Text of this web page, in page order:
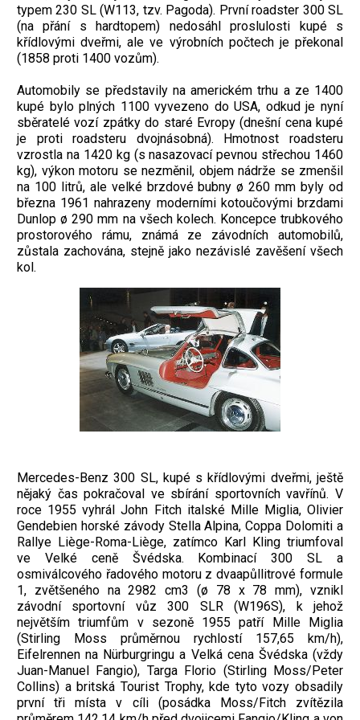
typem 230 SL (W113, tzv. Pagoda). První roadster 300 SL
(na přání s hardtopem) nedosáhl proslulosti kupé s
křídlovými dveřmi, ale ve výrobních počtech je překonal
(1858 proti 1400 vozům).
Automobily se představily na americkém trhu a ze 1400
kupé bylo plných 1100 vyvezeno do USA, odkud je nyní
sběratelé vozí zpátky do staré Evropy (dnešní cena kupé
je proti roadsteru dvojnásobná). Hmotnost roadsteru
vzrostla na 1420 kg (s nasazovací pevnou střechou 1460
kg), výkon motoru se nezměnil, objem nádrže se zmenšil
na 100 litrů, ale velké brzdové bubny ø 260 mm byly od
března 1961 nahrazeny moderními kotoučovými brzdami
Dunlop ø 290 mm na všech kolech. Koncepce trubkového
prostorového rámu, známá ze závodních automobilů,
zůstala zachována, stejně jako nezávislé zavěšení všech
kol.
Mercedes-Benz 300 SL, kupé s křídlovými dveřmi, ještě
nějaký čas pokračoval ve sbírání sportovních vavřínů. V
roce 1955 vyhrál John Fitch italské Mille Miglia, Olivier
Gendebien horské závody Stella Alpina, Coppa Dolomiti a
Rallye Liège-Roma-Liège, zatímco Karl Kling triumfoval
ve Velké ceně Švédska. Kombinací 300 SL a
osmiválcového řadového motoru z dvaapůllitrové formule
1, zvětšeného na 2982 cm3 (ø 78 x 78 mm), vznikl
závodní sportovní vůz 300 SLR (W196S), k jehož
největším triumfům v sezoně 1955 patří Mille Miglia
(Stirling Moss průměrnou rychlostí 157,65 km/h),
Eifelrennen na Nürburgringu a Velká cena Švédska (vždy
Juan-Manuel Fangio), Targa Florio (Stirling Moss/Peter
Collins) a britská Tourist Trophy, kde tyto vozy obsadily
první tři místa v cíli (posádka Moss/Fitch zvítězila